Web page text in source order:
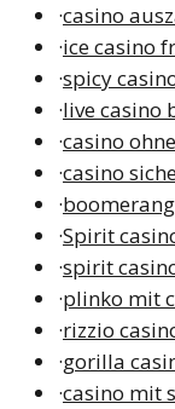
·casino
·ice casino
·spicy
·live casino
·casino
·casino
·
·Spirit
·spirit
·plinko mit
·rizzio
·gorilla
·casino mit